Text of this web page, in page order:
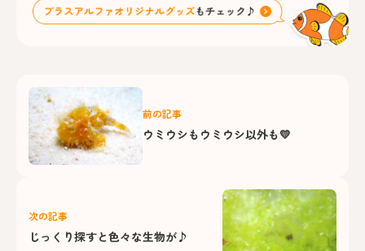
前の記事
ウミウシもウミウシ以外も💛
次の記事
じっくり探すと色々な生物が♪